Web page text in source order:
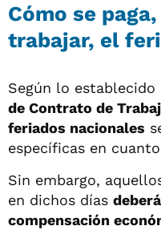
Cómo se
trabajar, el
Según lo
de Contrato de
feriados nacionales
específicas en
Sin embargo,
en dichos días
compensación